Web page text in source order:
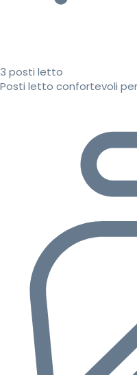
3 posti letto
Posti letto confortevoli